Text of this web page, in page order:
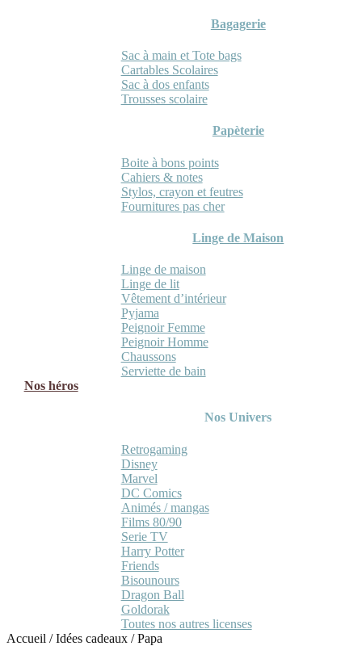
Bagagerie
Sac à main et Tote bags
Cartables Scolaires
Sac à dos enfants
Trousses scolaire
Papèterie
Boite à bons points
Cahiers & notes
Stylos, crayon et feutres
Fournitures pas cher
Linge de Maison
Linge de maison
Linge de lit
Vêtement d’intérieur
Pyjama
Peignoir Femme
Peignoir Homme
Chaussons
Serviette de bain
Nos héros
Nos Univers
Retrogaming
Disney
Marvel
DC Comics
Animés / mangas
Films 80/90
Serie TV
Harry Potter
Friends
Bisounours
Dragon Ball
Goldorak
Toutes nos autres licenses
Accueil /Idées cadeaux /Papa